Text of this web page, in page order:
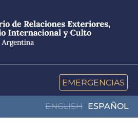
EMERGENCIAS
ENGLISH ESPAÑOL